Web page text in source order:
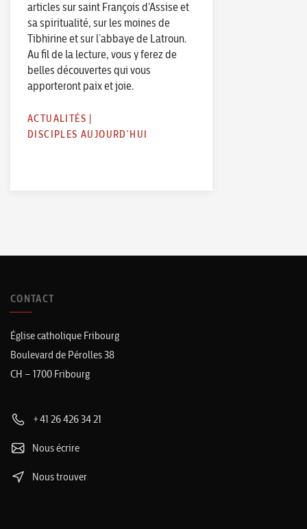
articles sur saint François d’Assise et
sa spiritualité, sur les moines de
Tibhirine et sur l’abbaye de Latroun.
Au fil de la lecture, vous y ferez de
belles découvertes qui vous
apporteront paix et joie.
ACTUALITÉS |
DISCIPLES AUJOURD'HUI
CONTACT
Église catholique Fribourg
Boulevard de Pérolles 38
CH – 1700 Fribourg
+41 26 426 34 21
Nous écrire
Nous trouver